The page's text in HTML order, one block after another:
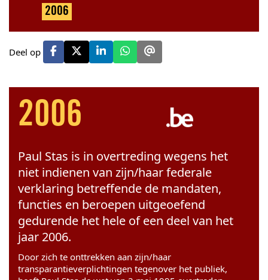
2006
Deel op
2006
Paul Stas is in overtreding wegens het
niet indienen van zijn/haar federale
verklaring betreffende de mandaten,
functies en beroepen uitgeoefend
gedurende het hele of een deel van het
jaar 2006.
Door zich te onttrekken aan zijn/haar
transparantieverplichtingen tegenover het publiek,